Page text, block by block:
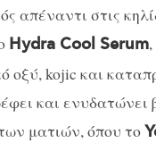
απέναντι στις
Hydra Cool Serum
οξύ,kojic και
και ενυδατώνει
ματιών, όπου το